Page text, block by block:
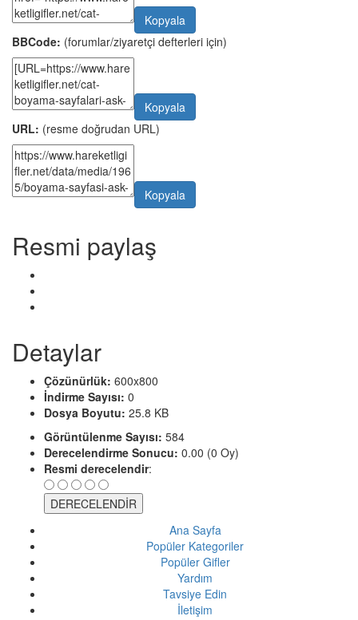
Kopyala
BBCode: (forumlar/ziyaretçi defterleri için)
Kopyala
URL: (resme doğrudan URL)
Kopyala
Resmi paylaş
Detaylar
Çözünürlük: 600x800
İndirme Sayısı: 0
Dosya Boyutu: 25.8 KB
Görüntülenme Sayısı: 584
Derecelendirme Sonucu: 0.00 (0 Oy)
Resmi derecelendir:
Ana Sayfa
Popüler Kategoriler
Popüler Gifler
Yardım
Tavsiye Edin
İletişim